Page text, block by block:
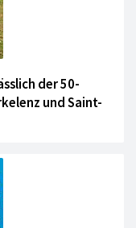
der 50-
und Saint-